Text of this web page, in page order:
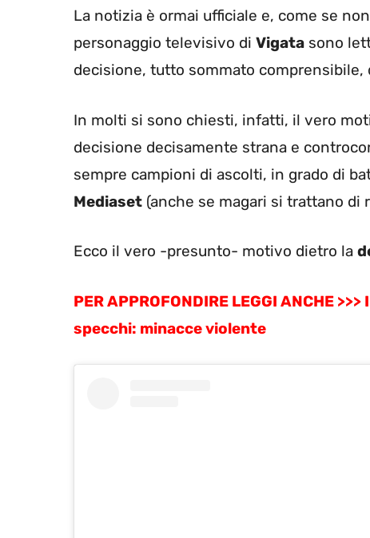
La notizia è ormai ufficiale e, come se
personaggio televisivo di Vigata sono
decisione, tutto sommato comprensibile,
In molti si sono chiesti, infatti, il vero
decisione decisamente strana e
sempre campioni di ascolti, in grado di
Mediaset (anche se magari si trattano di
Ecco il vero -presunto- motivo dietro la
PER APPROFONDIRE LEGGI ANCHE >>>
specchi: minacce violente